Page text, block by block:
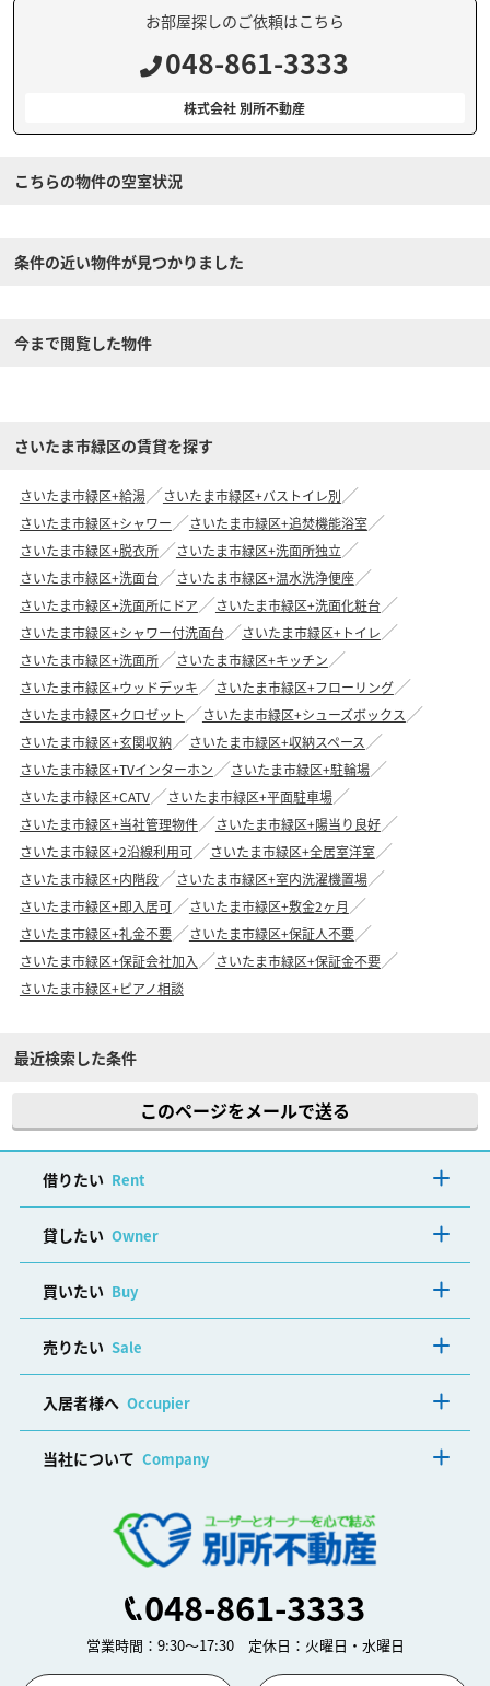
お部屋探しのご依頼はこちら
048-861-3333
株式会社 別所不動産
こちらの物件の空室状況
条件の近い物件が見つかりました
今まで閲覧した物件
さいたま市緑区の賃貸を探す
さいたま市緑区+給湯
さいたま市緑区+バストイレ別
さいたま市緑区+シャワー
さいたま市緑区+追焚機能浴室
さいたま市緑区+脱衣所
さいたま市緑区+洗面所独立
さいたま市緑区+洗面台
さいたま市緑区+温水洗浄便座
さいたま市緑区+洗面所にドア
さいたま市緑区+洗面化粧台
さいたま市緑区+シャワー付洗面台
さいたま市緑区+トイレ
さいたま市緑区+洗面所
さいたま市緑区+キッチン
さいたま市緑区+ウッドデッキ
さいたま市緑区+フローリング
さいたま市緑区+クロゼット
さいたま市緑区+シューズボックス
さいたま市緑区+玄関収納
さいたま市緑区+収納スペース
さいたま市緑区+TVインターホン
さいたま市緑区+駐輪場
さいたま市緑区+CATV
さいたま市緑区+平面駐車場
さいたま市緑区+当社管理物件
さいたま市緑区+陽当り良好
さいたま市緑区+2沿線利用可
さいたま市緑区+全居室洋室
さいたま市緑区+内階段
さいたま市緑区+室内洗濯機置場
さいたま市緑区+即入居可
さいたま市緑区+敷金2ヶ月
さいたま市緑区+礼金不要
さいたま市緑区+保証人不要
さいたま市緑区+保証会社加入
さいたま市緑区+保証金不要
さいたま市緑区+ピアノ相談
最近検索した条件
このページをメールで送る
借りたい Rent
貸したい Owner
買いたい Buy
売りたい Sale
入居者様へ Occupier
当社について Company
048-861-3333
営業時間：9:30～17:30 定休日：火曜日・水曜日